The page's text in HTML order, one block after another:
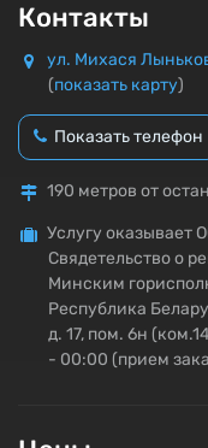
Контакты
ул. Михася
(показать карту)
Показать телефон
190 метров от
Услугу оказывает
Свядетельство о
Минским
Республика
д. 17, пом. 6н
- 00:00 (прием